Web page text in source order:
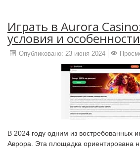
Играть в Aurora
условия и особенности
Опубликовано: 23 июня 2024
В 2024 году одним из востребованных
Аврора. Эта площадка ориентирована